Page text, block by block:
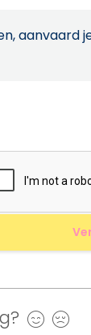
aanvaard
Ja